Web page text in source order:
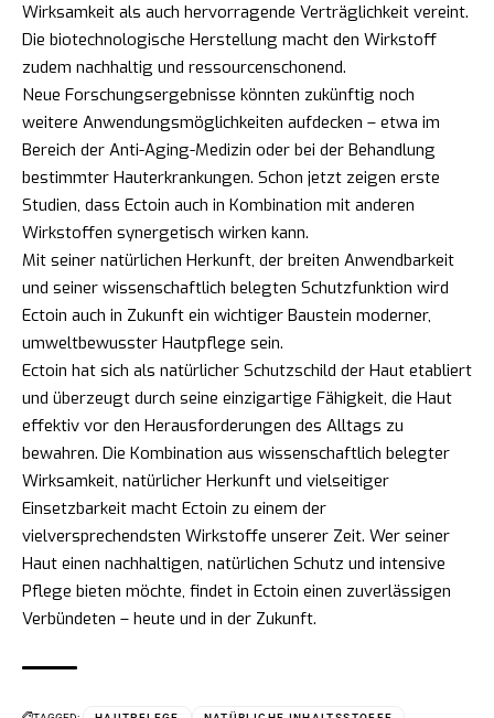
Wirksamkeit als auch hervorragende Verträglichkeit vereint.
Die biotechnologische Herstellung macht den Wirkstoff
zudem nachhaltig und ressourcenschonend.
Neue Forschungsergebnisse könnten zukünftig noch
weitere Anwendungsmöglichkeiten aufdecken – etwa im
Bereich der Anti-Aging-Medizin oder bei der Behandlung
bestimmter Hauterkrankungen. Schon jetzt zeigen erste
Studien, dass Ectoin auch in Kombination mit anderen
Wirkstoffen synergetisch wirken kann.
Mit seiner natürlichen Herkunft, der breiten Anwendbarkeit
und seiner wissenschaftlich belegten Schutzfunktion wird
Ectoin auch in Zukunft ein wichtiger Baustein moderner,
umweltbewusster Hautpflege sein.
Ectoin hat sich als natürlicher Schutzschild der Haut etabliert
und überzeugt durch seine einzigartige Fähigkeit, die Haut
effektiv vor den Herausforderungen des Alltags zu
bewahren. Die Kombination aus wissenschaftlich belegter
Wirksamkeit, natürlicher Herkunft und vielseitiger
Einsetzbarkeit macht Ectoin zu einem der
vielversprechendsten Wirkstoffe unserer Zeit. Wer seiner
Haut einen nachhaltigen, natürlichen Schutz und intensive
Pflege bieten möchte, findet in Ectoin einen zuverlässigen
Verbündeten – heute und in der Zukunft.